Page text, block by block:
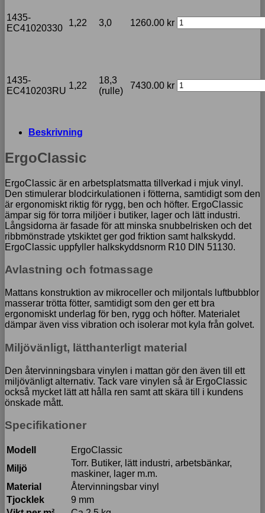
1435-
EC41020330
1,22 3,0 1260.00 kr
1435-
EC410203RU
1,22
18,3
(rulle)
7430.00 kr
Beskrivning
ErgoClassic
ErgoClassic är en arbetsplatsmatta tillverkad i mjuk vinyl.
Den stimulerar blodcirkulationen i fötterna, samtidigt som den
är ergonomiskt riktig för rygg, ben och höfter. ErgoClassic
ämpar sig för torra miljöer i butiker, lager och lätt industri.
Långsidorna är fasade för att minska snubbelrisken och det
ribbmönstrade ytskiktet ger god friktion samt halkskydd.
ErgoClassic uppfyller halkskyddsnorm R10 DIN 51130.
Avlastning och fotmassage
Mattans konstruktion av mikroceller och miljontals luftbubblor
masserar trötta fötter, samtidigt som den ger ett bra
ergonomiskt underlag för ben, rygg och höfter. Materialet
dämpar även viss vibration och isolerar mot kyla från golvet.
Miljövänligt, lätthanterligt material
Den återvinningsbara vinylen i mattan gör den även till ett
miljövänligt alternativ. Tack vare vinylen så är ErgoClassic
också mycket lätt att hålla ren samt att skära till i kundens
önskade mått.
Specifikationer
Modell
ErgoClassic
Miljö
Torr. Butiker, lätt industri, arbetsbänkar,
maskiner, lager m.m.
Material
Återvinningsbar vinyl
Tjocklek
9 mm